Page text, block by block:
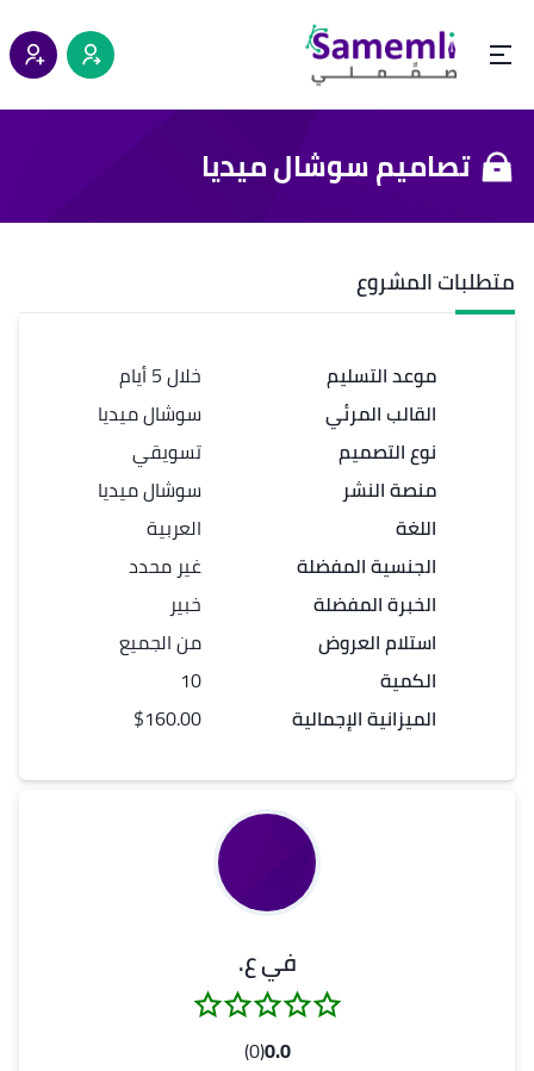
تصاميم سوشال ميديا
متطلبات المشروع
موعد التسليم
القالب المرئي
نوع التصميم
منصة النشر
اللغة
الجنسية المفضلة
الخبرة المفضلة
استلام العروض
الكمية
الميزانية الإجمالية
خلال 5 أيام
سوشال ميديا
تسويقي
سوشال ميديا
العربية
غير محدد
خبير
من الجميع
10
$160.00
في ع.
0.0
(0)